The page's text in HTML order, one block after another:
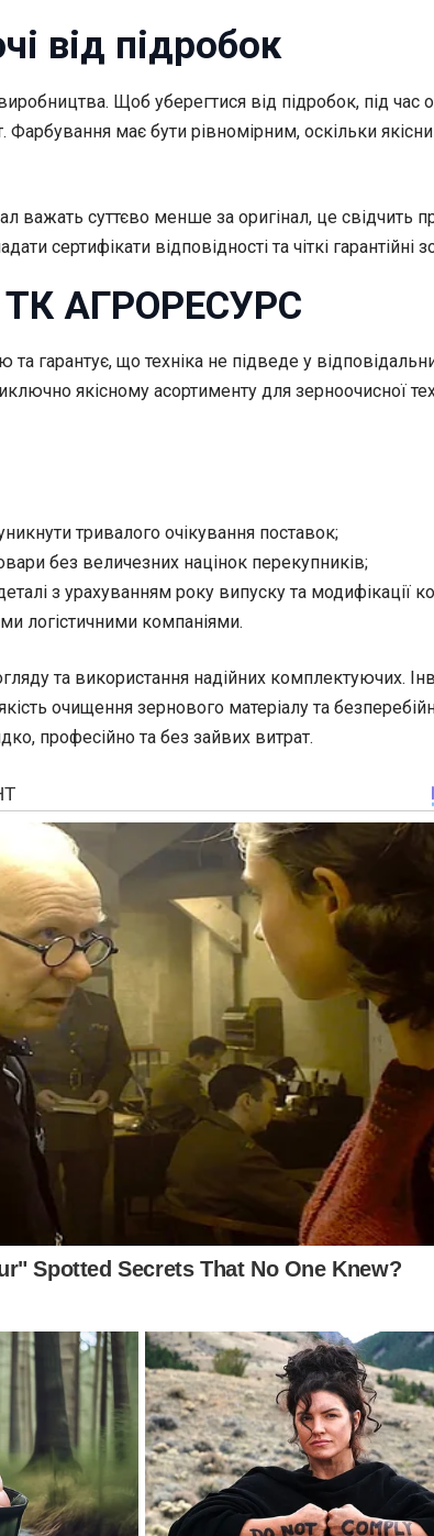
від підробок
Щоб уберегтися від підробок, під час
має бути рівномірним, оскільки
суттєво менше за оригінал, це свідчить
сертифікати відповідності та чіткі
ТК АГРОРЕСУРС
та гарантує, що техніка не підведе у
якісному асортименту для зерноочисної
тривалого очікування поставок;
без величезних націнок перекупників;
з урахуванням року випуску та модифікації
логістичними компаніями.
та використання надійних комплектуючих.
очищення зернового матеріалу та
професійно та без зайвих витрат.